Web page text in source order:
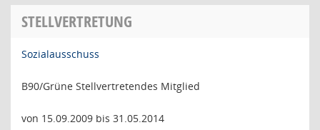
STELLVERTRETUNG
Sozialausschuss
B90/Grüne Stellvertretendes Mitglied
von 15.09.2009 bis 31.05.2014